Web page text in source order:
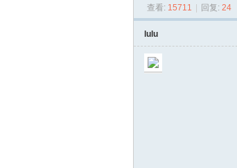
» ›
查看: 15711 回复: 24
lulu